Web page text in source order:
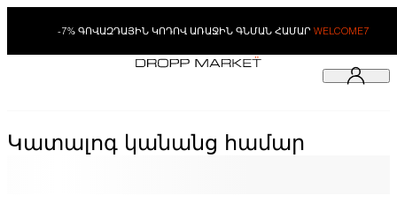
-7% ԳՈՎԱԶԴԱՅԻՆ ԿՈԴՈՎ ԱՌԱՋԻՆ ԳՆՄԱՆ ՀԱՄԱՐ WELCOME7
Կատալոգ կանանց համար